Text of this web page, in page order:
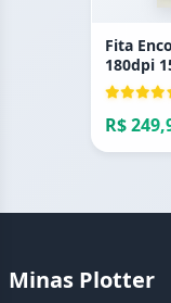
Fita
180dpi
R$
Minas Plotter